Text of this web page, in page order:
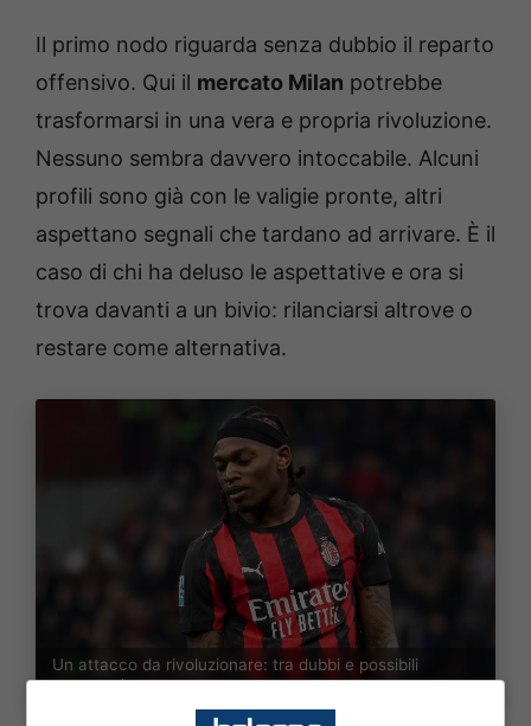
Il primo nodo riguarda senza dubbio il reparto
offensivo. Qui il mercato Milan potrebbe
trasformarsi in una vera e propria rivoluzione.
Nessuno sembra davvero intoccabile. Alcuni
profili sono già con le valigie pronte, altri
aspettano segnali che tardano ad arrivare. È il
caso di chi ha deluso le aspettative e ora si
trova davanti a un bivio: rilanciarsi altrove o
restare come alternativa.
Un attacco da rivoluzionare: tra dubbi e possibili
cessioni (Ansa Foto) – BolognaSportnews